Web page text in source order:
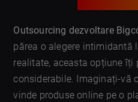
Outsourcing dezvoltare
părea o alegere intimidantă
realitate, aceasta opțiune îți
considerabile. Imaginați-vă
vinde produse online pe o